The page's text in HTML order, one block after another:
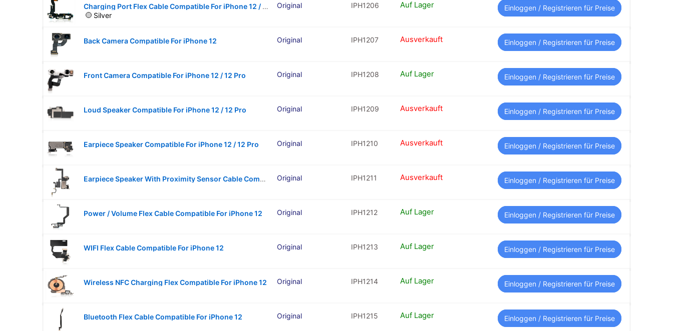
Charging Port Flex Cable Compatible For iPhone 12 / 12 Pro (Silver) (Premium)
Silver
Original IPH1206 Auf Lager Einloggen / Registrieren für Preise
Back Camera Compatible For iPhone 12 Original IPH1207 Ausverkauft Einloggen / Registrieren für Preise
Front Camera Compatible For iPhone 12 / 12 Pro Original IPH1208 Auf Lager Einloggen / Registrieren für Preise
Loud Speaker Compatible For iPhone 12 / 12 Pro Original IPH1209 Ausverkauft Einloggen / Registrieren für Preise
Earpiece Speaker Compatible For iPhone 12 / 12 Pro Original IPH1210 Ausverkauft Einloggen / Registrieren für Preise
Earpiece Speaker With Proximity Sensor Cable Compatible For iPhone 12 (Warning: Soldering Required Compatible For Face Id Functionality) Original IPH1211 Ausverkauft Einloggen / Registrieren für Preise
Power / Volume Flex Cable Compatible For iPhone 12 Original IPH1212 Auf Lager Einloggen / Registrieren für Preise
WIFI Flex Cable Compatible For iPhone 12 Original IPH1213 Auf Lager Einloggen / Registrieren für Preise
Wireless NFC Charging Flex Compatible For iPhone 12 Original IPH1214 Auf Lager Einloggen / Registrieren für Preise
Bluetooth Flex Cable Compatible For iPhone 12 Original IPH1215 Auf Lager Einloggen / Registrieren für Preise